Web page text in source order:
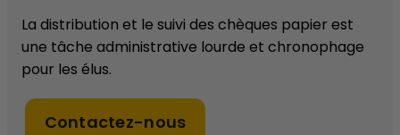
La distribution et le suivi des chèques papier est
une tâche administrative lourde et chronophage
pour les élus.
Contactez-nous